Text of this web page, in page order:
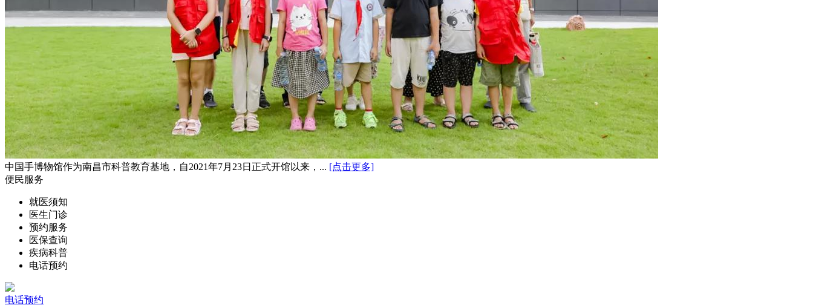
中国手博物馆作为南昌市科普教育基地，自2021年7月23日正式开馆以来，... [点击更多]
便民服务
就医须知
医生门诊
预约服务
医保查询
疾病科普
电话预约
电话预约